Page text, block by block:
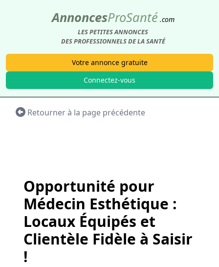
AnnoncesProSanté .com
LES PETITES ANNONCES
DES PROFESSIONNELS DE LA SANTÉ
Votre annonce gratuite
Connectez-vous
Retourner à la page précédente
Opportunité pour
Médecin Esthétique :
Locaux Équipés et
Clientèle Fidèle à Saisir
!